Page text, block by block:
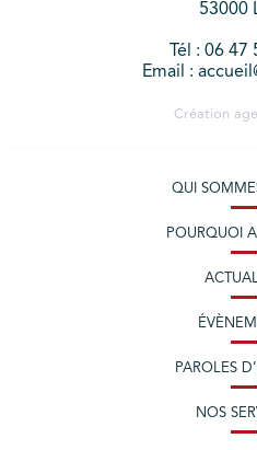
53000
Tél : 06 47
Email :
Création
QUI
POURQUOI
PAROLES
NOS